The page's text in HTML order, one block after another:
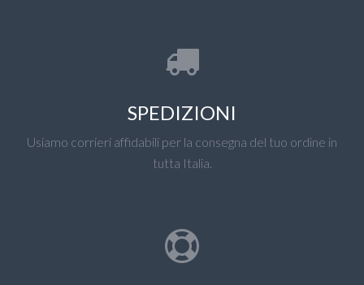
SPEDIZIONI
Usiamo corrieri affidabili per la consegna del tuo ordine in
tutta Italia.